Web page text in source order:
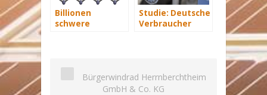
Billionen
schwere
Studie: Deutsche
Verbraucher
Bürgerwindrad Herrnberchtheim
GmbH & Co. KG